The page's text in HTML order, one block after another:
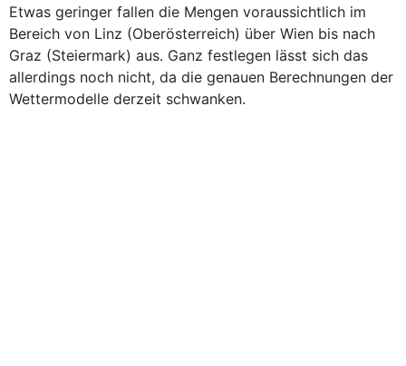
Etwas geringer fallen die Mengen voraussichtlich im
Bereich von Linz (Oberösterreich) über Wien bis nach
Graz (Steiermark) aus. Ganz festlegen lässt sich das
allerdings noch nicht, da die genauen Berechnungen der
Wettermodelle derzeit schwanken.